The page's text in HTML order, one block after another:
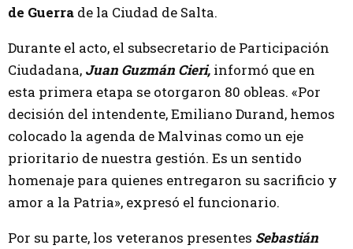
de Guerra de la Ciudad de Salta.
Durante el acto, el subsecretario de Participación
Ciudadana, Juan Guzmán Cieri, informó que en
esta primera etapa se otorgaron 80 obleas. «Por
decisión del intendente, Emiliano Durand, hemos
colocado la agenda de Malvinas como un eje
prioritario de nuestra gestión. Es un sentido
homenaje para quienes entregaron su sacrificio y
amor a la Patria», expresó el funcionario.
Por su parte, los veteranos presentes Sebastián